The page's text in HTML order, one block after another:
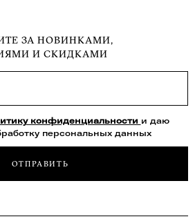
ЗА НОВИНКАМИ,
И СКИДКАМИ
конфиденциальности и даю
персональных данных
ОТПРАВИТЬ